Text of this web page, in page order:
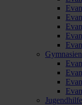
Jugendhilfe